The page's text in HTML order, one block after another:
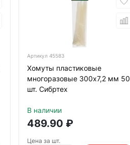
Артикул45583
Хомуты пластиковые
многоразовые 300х7,2 мм 50
шт. Сибртех
В наличии
489.90 ₽
Цена за шт.